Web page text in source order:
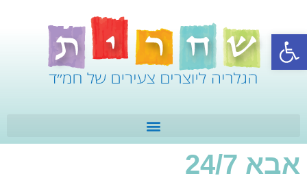
פתח סרגל נגישות
אבא 24/7